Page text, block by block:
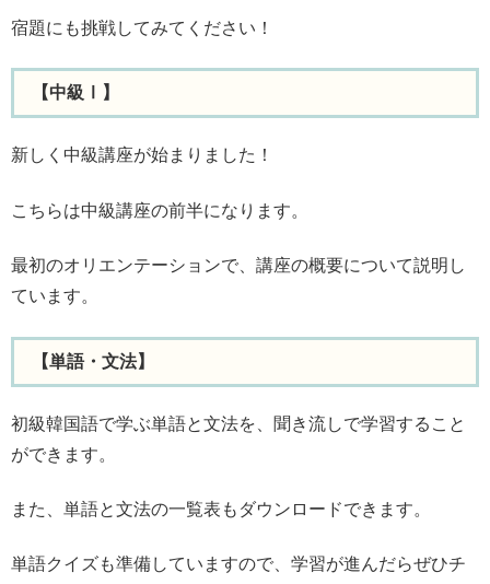
宿題にも挑戦してみてください！
【中級Ⅰ】
新しく中級講座が始まりました！
こちらは中級講座の前半になります。
最初のオリエンテーションで、講座の概要について説明し
ています。
【単語・文法】
初級韓国語で学ぶ単語と文法を、聞き流しで学習すること
ができます。
また、単語と文法の一覧表もダウンロードできます。
単語クイズも準備していますので、学習が進んだらぜひチ